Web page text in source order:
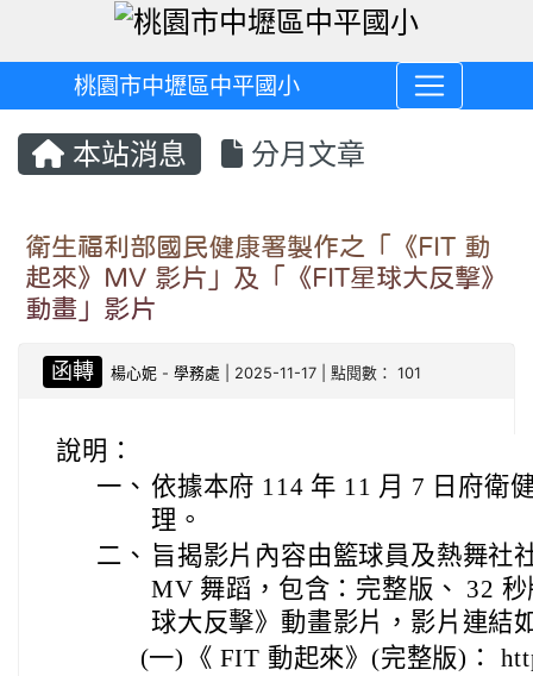
桃園市中壢區中平國小
本站消息 分月文章
衛生福利部國民健康署製作之「《FIT 動
起來》MV 影片」及「《FIT星球大反擊》
動畫」影片
函轉 楊心妮 -學務處 | 2025-11-17 | 點閱數： 101
說明：
一、 依據本府 114 年 11 月 7 日府衛
理。
二、 旨揭影片內容由籃球員及熱舞社
MV 舞蹈，包含：完整版、 32
球大反擊》動畫影片，影片連結
(一)
《 FIT 動起來》(完整版)：